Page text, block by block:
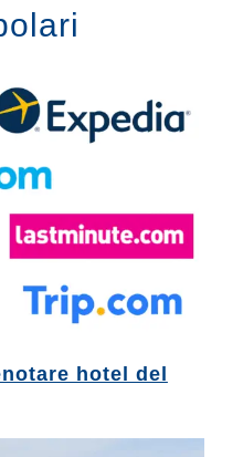
hotel del